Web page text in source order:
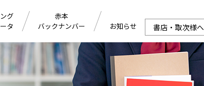
グ
タ
赤本
バックナンバー
お知らせ 書店・取次様へ